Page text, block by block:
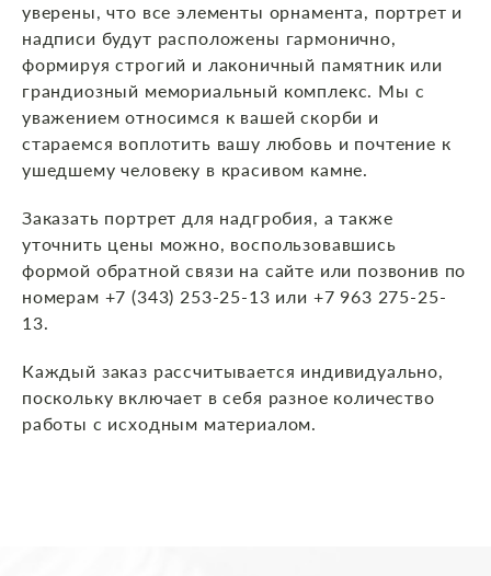
уверены, что все элементы орнамента, портрет и
надписи будут расположены гармонично,
формируя строгий и лаконичный памятник или
грандиозный мемориальный комплекс. Мы с
уважением относимся к вашей скорби и
стараемся воплотить вашу любовь и почтение к
ушедшему человеку в красивом камне.
Заказать портрет для надгробия, а также
уточнить цены можно, воспользовавшись
формой обратной связи на сайте или позвонив по
номерам +7 (343) 253-25-13 или +7 963 275-25-
13.
Каждый заказ рассчитывается индивидуально,
поскольку включает в себя разное количество
работы с исходным материалом.